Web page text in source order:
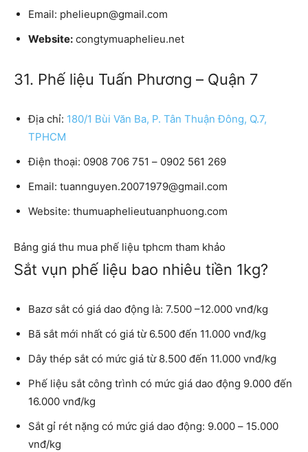
Email: phelieupn@gmail.com
Website: congtymuaphelieu.net
31. Phế liệu Tuấn Phương – Quận 7
Địa chỉ: 180/1 Bùi Văn Ba, P. Tân Thuận Đông, Q.7,
TPHCM
Điện thoại: 0908 706 751 – 0902 561 269
Email: tuannguyen.20071979@gmail.com
Website: thumuaphelieutuanphuong.com
Bảng giá thu mua phế liệu tphcm tham khảo
Sắt vụn phế liệu bao nhiêu tiền 1kg?
Bazơ sắt có giá dao động là: 7.500 –12.000 vnđ/kg
Bã sắt mới nhất có giá từ 6.500 đến 11.000 vnđ/kg
Dây thép sắt có mức giá từ 8.500 đến 11.000 vnđ/kg
Phế liệu sắt công trình có mức giá dao động 9.000 đến
16.000 vnđ/kg
Sắt gỉ rét nặng có mức giá dao động: 9.000 – 15.000
vnđ/kg